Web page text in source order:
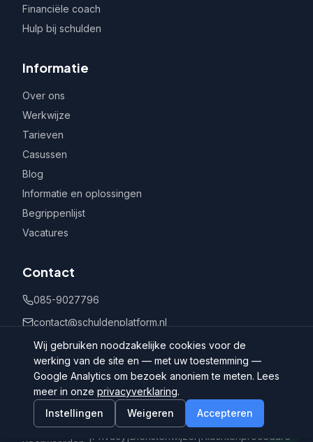
Financiële coach
Hulp bij schulden
Informatie
Over ons
Werkwijze
Tarieven
Casussen
Blog
Informatie en oplossingen
Begrippenlijst
Vacatures
Contact
085-9027796
contact@schuldenplatform.nl
Postbus 802, 7400 AV Deventer
©
Schuldenplatform.nl
Algemene
|Privacy |Dienstenwijzer |Klachtenprocedure
Wij gebruiken noodzakelijke cookies voor de
werking van de site en — met uw toestemming —
Google Analytics om bezoek anoniem te meten. Lees
meer in onze privacyverklaring.
Instellingen
Weigeren Accepteren